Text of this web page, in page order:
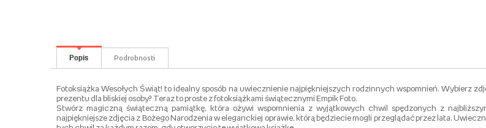
Popis Podrobnosti
Fotoksiążka Wesołych Świąt! to idealny sposób na uwiecznienie najpiękniejszych rodzinnych wspomnień. Wybierz
prezentu dla bliskiej osoby? Teraz to proste z fotoksiążkami świątecznymi Empik Foto.
Stwórz magiczną świąteczną pamiątkę, która ożywi wspomnienia z wyjątkowych chwil spędzonych z
najpiękniejsze zdjęcia z Bożego Narodzenia w eleganckiej oprawie, którą będziecie mogli przeglądać przez lata.